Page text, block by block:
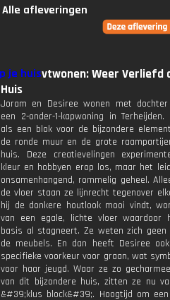
Alle afleveringen
vtwonen: Weer Verliefd
Huis
Joram en Desiree wonen met
een 2-onder-1-kapwoning in
als een blok voor de bijzondere
de ronde muur en de grote
huis. Deze creatievelingen
kleur en hobbyen erop los, maar het
onsamenhangend, rommelig geheel.
de vloer staan ze lijnrecht tegenover
hij de donkere houtlook mooi vindt,
van een egale, lichte vloer waardoor
basis al stagneert. Ze weten zich
de meubels. En dan heeft Desiree
specifieke voorkeur voor graan, wat
voor haar jeugd. Waar ze zo
van dit bijzondere huis, zitten ze nu
&#39;klus block&#39;. Hoogtijd om